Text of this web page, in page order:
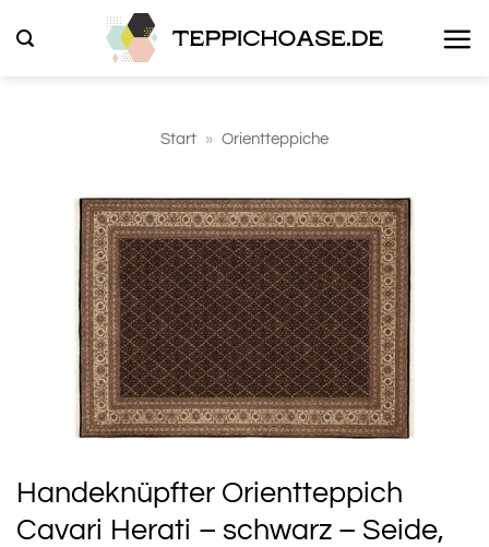
Inhalt
Start » Orientteppiche
Handeknüpfter Orientteppich
Cavari Herati – schwarz – Seide,